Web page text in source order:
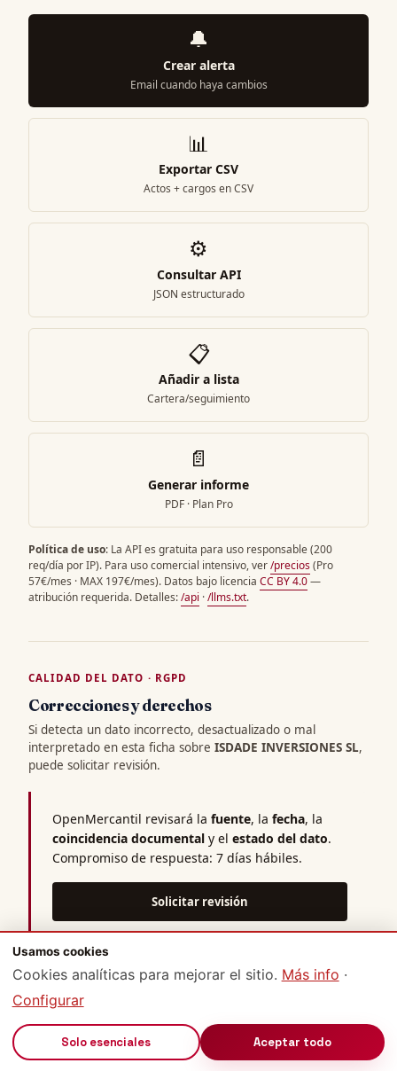
🔔
Crear alerta
Email cuando haya cambios
📊
Exportar CSV
Actos + cargos en CSV
⚙️
Consultar API
JSON estructurado
📋
Añadir a lista
Cartera/seguimiento
📄
Generar informe
PDF · Plan Pro
Política de uso: La API es gratuita para uso responsable (200
req/día por IP). Para uso comercial intensivo, ver/precios(Pro
57€/mes · MAX 197€/mes). Datos bajo licencia CC BY 4.0—
atribución requerida. Detalles:/api ·/llms.txt.
CALIDAD DEL DATO · RGPD
Correcciones y derechos
Si detecta un dato incorrecto, desactualizado o mal
interpretado en esta ficha sobre ISDADE INVERSIONES SL,
puede solicitar revisión.
OpenMercantil revisará la fuente, la fecha, la
coincidencia documental y el estado del dato.
Compromiso de respuesta: 7 días hábiles.
Solicitar revisión
Derechos RGPD
Usamos cookies
Cookies analíticas para mejorar el sitio. Más info ·
Configurar
Solo esenciales Aceptar todo